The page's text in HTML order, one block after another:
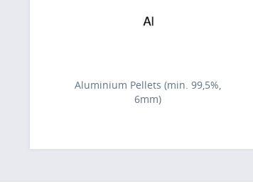
Aluminium Pellets (min. 99,5%,
6mm)